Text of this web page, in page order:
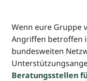
Wenn eure Gruppe
Angriffen betroffen
bundesweiten
Beratungsstellen